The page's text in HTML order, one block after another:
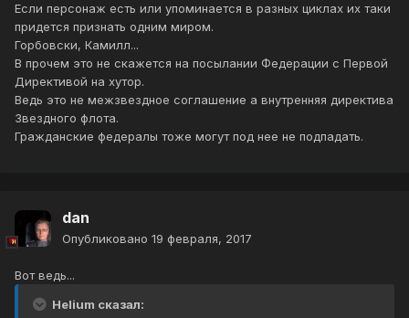
Если персонаж есть или упоминается в разных циклах их таки
придется признать одним миром.
Горбовски, Камилл...
В прочем это не скажется на посылании Федерации с Первой
Директивой на хутор.
Ведь это не межзвездное соглашение а внутренняя директива
Звездного флота.
Гражданские федералы тоже могут под нее не подпадать.
dan
Опубликовано 19 февраля, 2017
Вот ведь...
Helium сказал: